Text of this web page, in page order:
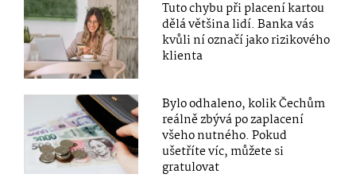
Tuto chybu při placení kartou
dělá většina lidí. Banka vás
kvůli ní označí jako rizikového
klienta
Bylo odhaleno, kolik Čechům
reálně zbývá po zaplacení
všeho nutného. Pokud
ušetříte víc, můžete si
gratulovat